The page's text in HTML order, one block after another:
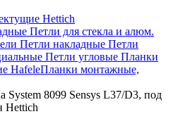
Hettich
Петли для стекла и алюм.
Петли накладные Петли
Петли угловые Планки
HafeleПланки монтажные,
System 8099 Sensys L37/D3, под
Hettich